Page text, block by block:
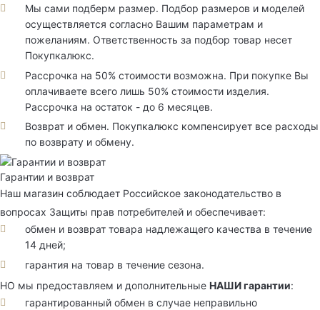
Мы сами подберм размер. Подбор размеров и моделей
осуществляется согласно Вашим параметрам и
пожеланиям. Ответственность за подбор товар несет
Покупкалюкс.
Рассрочка на 50% стоимости возможна. При покупке Вы
оплачиваете всего лишь 50% стоимости изделия.
Рассрочка на остаток - до 6 месяцев.
Возврат и обмен. Покупкалюкс компенсирует все расходы
по возврату и обмену.
Гарантии и возврат
Наш магазин соблюдает Российское законодательство в
вопросах Защиты прав потребителей и обеспечивает:
обмен и возврат товара надлежащего качества в течение
14 дней;
гарантия на товар в течение сезона.
НО мы предоставляем и дополнительные НАШИ гарантии:
гарантированный обмен в случае неправильно